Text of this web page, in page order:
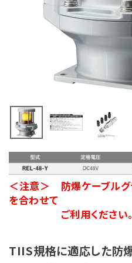
積層信号灯
光音一体型
音/音声
LED照明
センサ機器
散光式警光灯
＜注意＞ 防爆ケーブルグ
を合わせて
ご利用ください。
TIIS規格に適応した防爆